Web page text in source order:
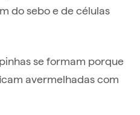
do sebo e de células
se formam porque
avermelhadas com